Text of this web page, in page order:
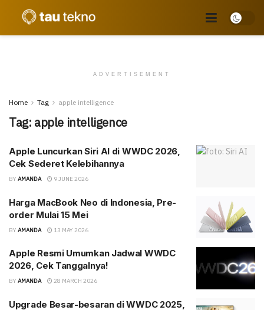
ADVERTISEMENT
Home Tag apple intelligence
Tag: apple intelligence
Apple Luncurkan Siri AI di WWDC 2026,
Cek Sederet Kelebihannya
BY AMANDA 9 JUNE 2026
Harga MacBook Neo di Indonesia, Pre-
order Mulai 15 Mei
BY AMANDA 13 MAY 2026
Apple Resmi Umumkan Jadwal WWDC
2026, Cek Tanggalnya!
BY AMANDA 28 MARCH 2026
Upgrade Besar-besaran di WWDC 2025,